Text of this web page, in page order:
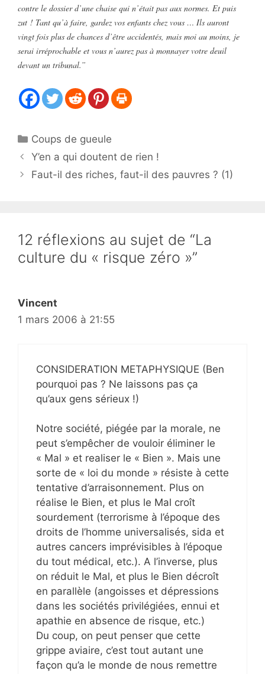
contre le dossier d’une chaise qui n’était pas aux normes. Et puis
zut ! Tant qu’à faire, gardez vos enfants chez vous … Ils auront
vingt fois plus de chances d’être accidentés, mais moi au moins, je
serai irréprochable et vous n’aurez pas à monnayer votre deuil
devant un tribunal.”
Catégories
Coups de gueule
Y’en a qui doutent de rien !
Faut-il des riches, faut-il des pauvres ? (1)
12 réflexions au sujet de “La
culture du « risque zéro »”
Vincent
1 mars 2006 à 21:55
CONSIDERATION METAPHYSIQUE (Ben
pourquoi pas ? Ne laissons pas ça
qu’aux gens sérieux !)
Notre société, piégée par la morale, ne
peut s’empêcher de vouloir éliminer le
« Mal » et realiser le « Bien ». Mais une
sorte de « loi du monde » résiste à cette
tentative d’arraisonnement. Plus on
réalise le Bien, et plus le Mal croît
sourdement (terrorisme à l’époque des
droits de l’homme universalisés, sida et
autres cancers imprévisibles à l’époque
du tout médical, etc.). A l’inverse, plus
on réduit le Mal, et plus le Bien décroît
en parallèle (angoisses et dépressions
dans les sociétés privilégiées, ennui et
apathie en absence de risque, etc.)
Du coup, on peut penser que cette
grippe aviaire, c’est tout autant une
façon qu’a le monde de nous remettre